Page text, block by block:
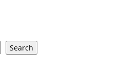
Search